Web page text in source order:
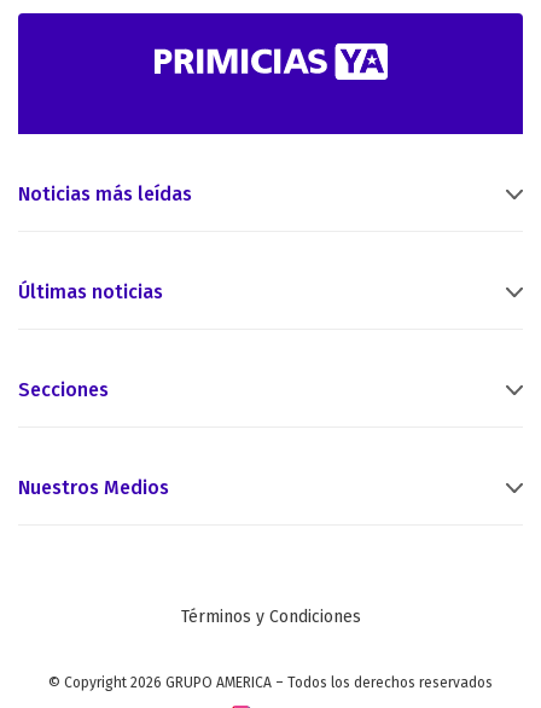
Noticias más leídas
Últimas noticias
Secciones
Nuestros Medios
Términos y Condiciones
© Copyright 2026 GRUPO AMERICA – Todos los derechos reservados